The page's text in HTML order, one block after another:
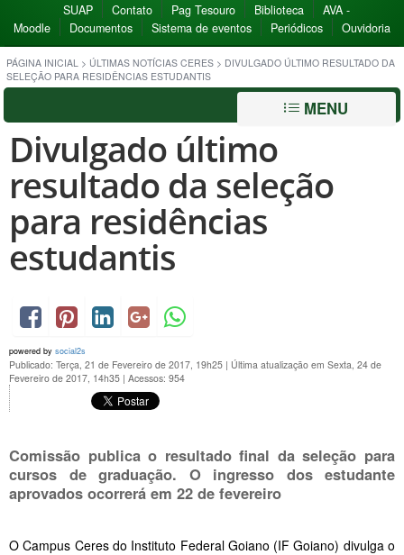
SUAP Contato Pag Tesouro Biblioteca
AVA -
Moodle
Documentos Sistema de eventos Periódicos Ouvidoria
PÁGINA INICIAL > ÚLTIMAS NOTÍCIAS CERES > DIVULGADO ÚLTIMO RESULTADO DA
SELEÇÃO PARA RESIDÊNCIAS ESTUDANTIS
MENU
Divulgado último
resultado da seleção
para residências
estudantis
powered by social2s
Publicado: Terça, 21 de Fevereiro de 2017, 19h25 | Última atualização em Sexta, 24 de
Fevereiro de 2017, 14h35 | Acessos: 954
Comissão publica o resultado final da seleção para
cursos de graduação. O ingresso dos estudante
aprovados ocorrerá em 22 de fevereiro
O Campus Ceres do Instituto Federal Goiano (IF Goiano) divulga o